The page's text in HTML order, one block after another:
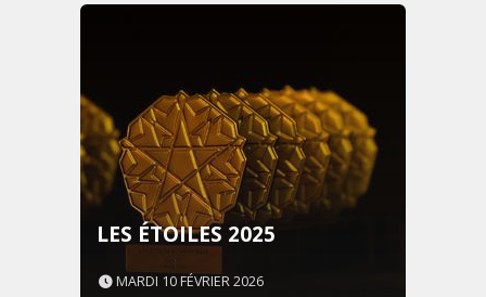
LES ÉTOILES 2025
MARDI 10 FÉVRIER 2026